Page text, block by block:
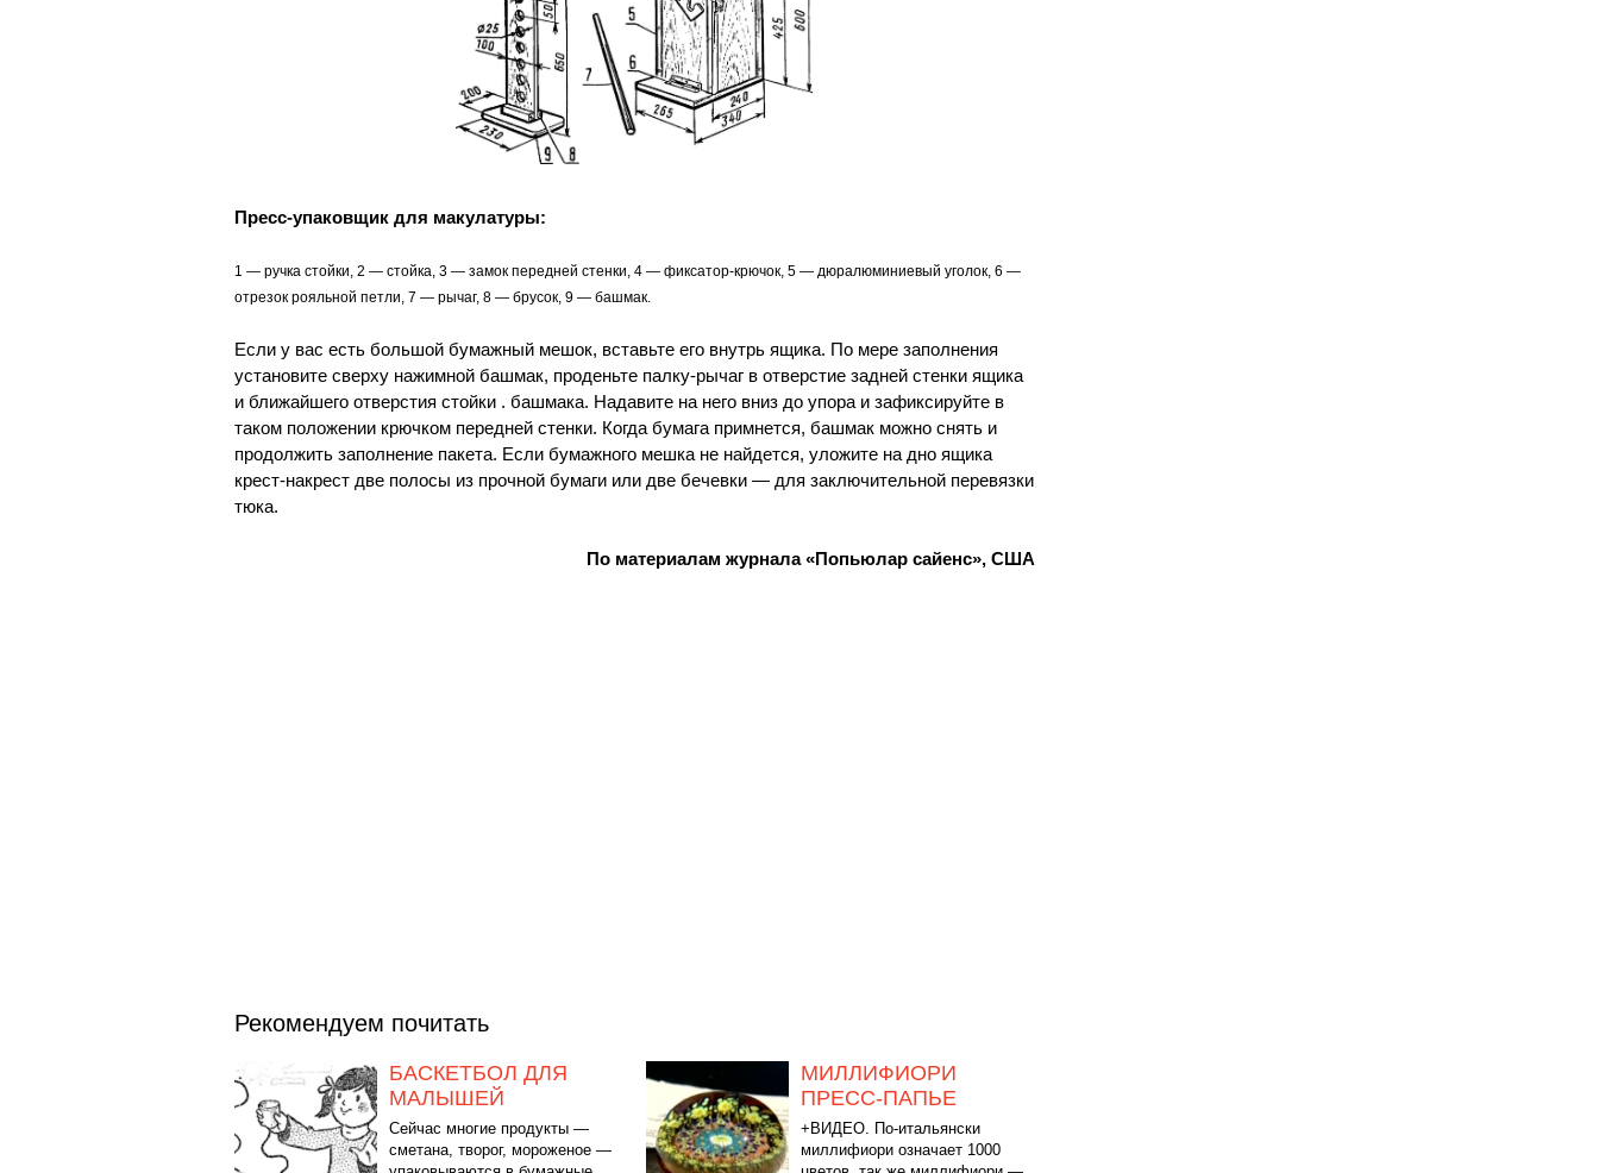
Пресс-упаковщик для макулатуры:
1 — ручка стойки, 2 — стойка, 3 — замок передней стенки, 4 — фиксатор-крючок, 5 — дюралюминиевый уголок, 6 —
отрезок рояльной петли, 7 — рычаг, 8 — брусок, 9 — башмак.
Если у вас есть большой бумажный мешок, вставьте его внутрь ящика. По мере заполнения
установите сверху нажимной башмак, проденьте палку-рычаг в отверстие задней стенки ящика
и ближайшего отверстия стойки . башмака. Надавите на него вниз до упора и зафиксируйте в
таком положении крючком передней стенки. Когда бумага примнется, башмак можно снять и
продолжить заполнение пакета. Если бумажного мешка не найдется, уложите на дно ящика
крест-накрест две полосы из прочной бумаги или две бечевки — для заключительной перевязки
тюка.
По материалам журнала «Попьюлар сайенс», США
Рекомендуем почитать
БАСКЕТБОЛ ДЛЯ
МАЛЫШЕЙ
Сейчас многие продукты —
сметана, творог, мороженое —
МИЛЛИФИОРИ
ПРЕСС-ПАПЬЕ
+ВИДЕО. По-итальянски
миллифиори означает 1000